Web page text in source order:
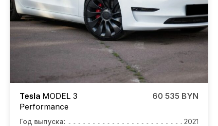
Tesla MODEL 3
Performance
60 535 BYN
Год выпуска:
2021